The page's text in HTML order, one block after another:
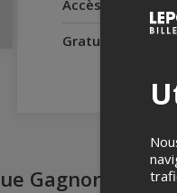
Accès pour
Gratuité pour
Gagnon,